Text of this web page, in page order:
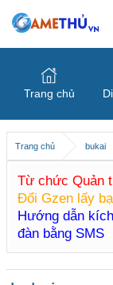
Trang chủ bukai
Từ chức Quản
Đổi Gzen lấy
Hướng dẫn
đàn bằng SMS
Trang chủ